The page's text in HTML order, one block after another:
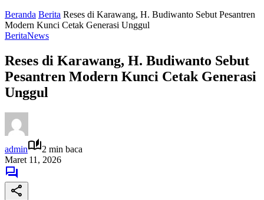
Beranda Berita Reses di Karawang, H. Budiwanto Sebut Pesantren
Modern Kunci Cetak Generasi Unggul
BeritaNews
Reses di Karawang, H. Budiwanto Sebut
Pesantren Modern Kunci Cetak Generasi
Unggul
admin
2 min baca
Maret 11, 2026